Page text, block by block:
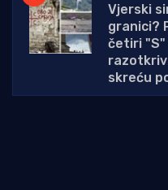
Vjerski
granici?
četiri "S"
skreću